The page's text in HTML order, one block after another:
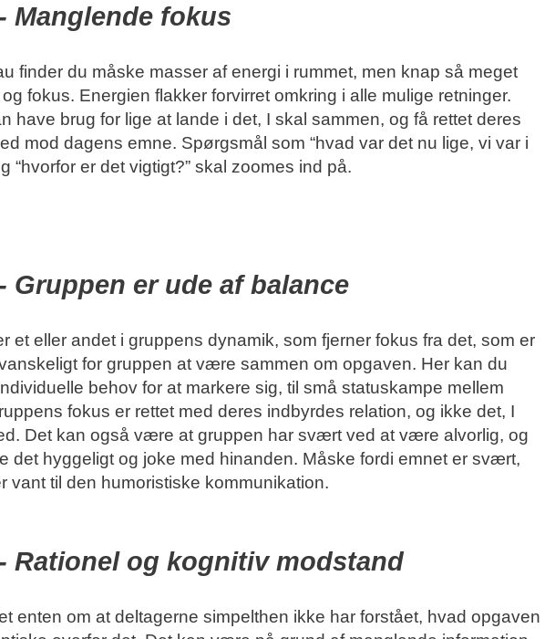
Manglende fokus
finder du måske masser af energi i rummet, men knap så meget
fokus. Energien flakker forvirret omkring i alle mulige retninger.
have brug for lige at lande i det, I skal sammen, og få rettet deres
mod dagens emne. Spørgsmål som “hvad var det nu lige, vi var i
“hvorfor er det vigtigt?” skal zoomes ind på.
Gruppen er ude af balance
et eller andet i gruppens dynamik, som fjerner fokus fra det, som er
for gruppen at være sammen om opgaven. Her kan du
behov for at markere sig, til små statuskampe mellem
fokus er rettet med deres indbyrdes relation, og ikke det, I
Det kan også være at gruppen har svært ved at være alvorlig, og
det hyggeligt og joke med hinanden. Måske fordi emnet er svært,
vant til den humoristiske kommunikation.
Rationel og kognitiv modstand
enten om at deltagerne simpelthen ikke har forstået, hvad opgaven